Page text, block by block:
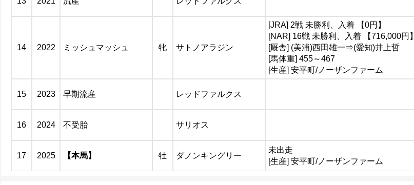
14 2022 ミッシュマッシュ 牝 サトノアラジン
[JRA] 2戦 未勝利、入着 【0円】
[NAR] 16戦 未勝利、入着 【716,000円】
[厩舎] (美浦)西田雄一⇒(愛知)井上哲
[馬体重] 455～467
[生産] 安平町/ノーザンファーム
15 2023 早期流産 レッドファルクス
16 2024 不受胎 サリオス
17 2025 【本馬】 牡 ダノンキングリー
未出走
[生産] 安平町/ノーザンファーム